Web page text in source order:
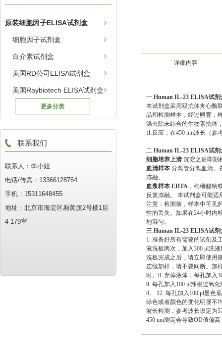
详细内容
一.Human IL-23 ELISA试剂
本试剂盒采用双抗体夹心酶
品和检测样本，经过孵育，
涤去除未结合的生物素抗体
止反应，在450 nm波长（参
二.Human IL-23 ELISA试剂
细胞培养上清 沉淀之后即刻
血清样本 分离管分离血清。
冻融。
血浆样本 EDTA ，枸橼酸钠
反复冻融。 本试剂盒可能适
注意：检测前，样本中可见
性的丢失。如果在24小时内
地混匀。
三.Human IL-23 ELISA试剂
1. 准备好所有需要的试剂及
液洗板两次，加入300 μl洗
洗板完成之后，请立即使用
连续加样，请不要间断。加
时。8. 弃掉液体，每孔加入
9. 每孔加入100 μl辣根过氧
8。 12. 每孔加入100 μl显色
绿色或者颜色的变化明显不
波长检测，参考波长设定为
450 nm测定会导致OD值偏
原装细胞因子ELISA试剂盒
细胞因子试剂盒
白介素试剂盒
美国RD公司ELISA试剂盒
美国Raybiotech ELISA试剂盒
更多分类
联系我们
联系人：李小姐
电话/传真：13366128764
手机：15311648455
地址：北京市海淀区厢黄旗2号楼1层
4-179室